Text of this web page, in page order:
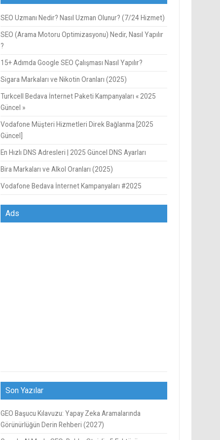
SEO Uzmanı Nedir? Nasıl Uzman Olunur? (7/24 Hizmet)
SEO (Arama Motoru Optimizasyonu) Nedir, Nasıl Yapılır
?
15+ Adımda Google SEO Çalışması Nasıl Yapılır?
Sigara Markaları ve Nikotin Oranları (2025)
Turkcell Bedava İnternet Paketi Kampanyaları « 2025
Güncel »
Vodafone Müşteri Hizmetleri Direk Bağlanma [2025
Güncel]
En Hızlı DNS Adresleri | 2025 Güncel DNS Ayarları
Bira Markaları ve Alkol Oranları (2025)
Vodafone Bedava İnternet Kampanyaları #2025
Ads
Son Yazılar
GEO Başucu Kılavuzu: Yapay Zeka Aramalarında
Görünürlüğün Derin Rehberi (2027)